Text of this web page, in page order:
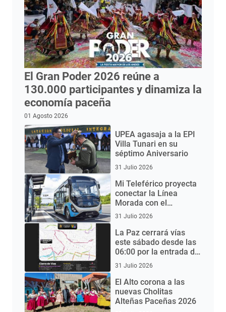
El Gran Poder 2026 reúne a
130.000 participantes y dinamiza la
economía paceña
01 Agosto 2026
UPEA agasaja a la EPI
Villa Tunari en su
séptimo Aniversario
31 Julio 2026
Mi Teleférico proyecta
conectar la Línea
Morada con el
Aeropuerto de El Alto
eléctricos
31 Julio 2026
La Paz cerrará vías
este sábado desde las
06:00 por la entrada del
Gran Poder 2026
31 Julio 2026
El Alto corona a las
nuevas Cholitas
Alteñas Paceñas 2026